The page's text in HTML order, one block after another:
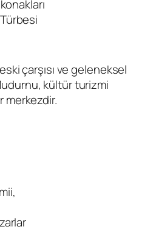
çarşısı ve geleneksel
kültür turizmi
merkezdir.